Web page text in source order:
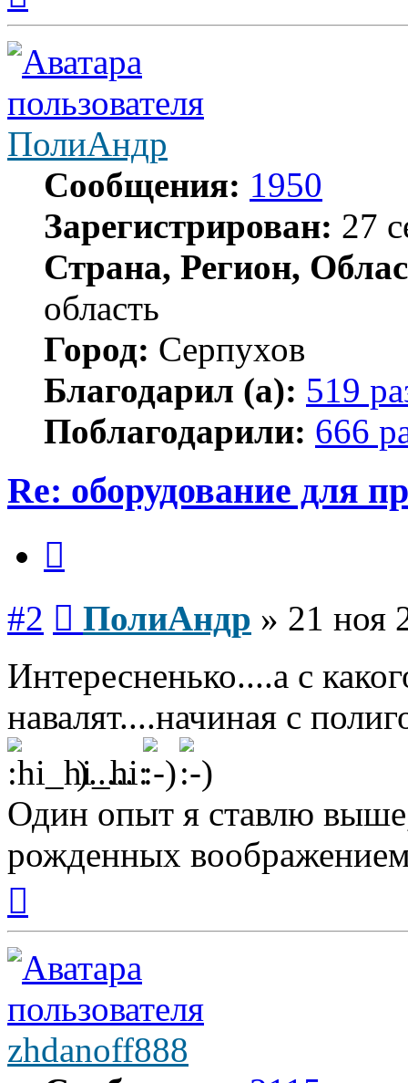
началу
ПолиАндр
Сообщения: 1950
Зарегистрирован: 27
Страна, Регион,
область
Город: Серпухов
Благодарил (а): 519
Поблагодарили: 666
Re: оборудование для
#2 ПолиАндр » 21 ноя
Интересненько....а с
навалят....начиная с
).....
Один опыт я ставлю
рожденных
началу
zhdanoff888